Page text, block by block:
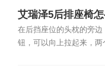
艾瑞泽5后排座椅怎
在后挡座位的头枕的旁
钮，可以向上拉起来，两